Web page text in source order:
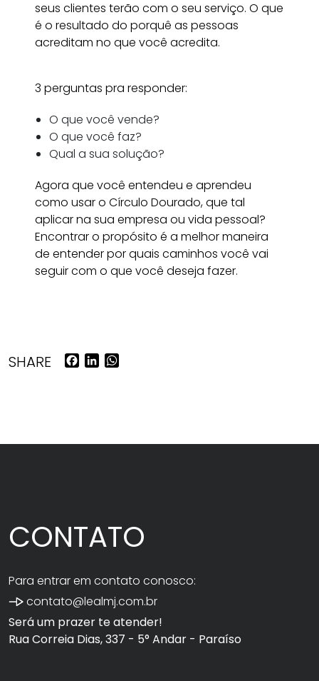
seus clientes terão com o seu serviço.O que
é o resultado do porquê as pessoas
acreditam no que você acredita.
3 perguntas pra responder:
O que você vende?
O que você faz?
Qual a sua solução?
Agora que você entendeu e aprendeu
como usar o Círculo Dourado, que tal
aplicar na sua empresa ou vida pessoal?
Encontrar o propósito é a melhor maneira
de entender por quais caminhos você vai
seguir com o que você deseja fazer.
SHARE Facebook
LinkedIn
CONTATO
Para entrar em contato conosco:
contato@lealmj.com.br
Será um prazer te atender!
Rua Correia Dias, 337 - 5° Andar - Paraíso